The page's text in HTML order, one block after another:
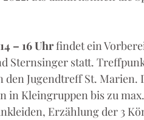
– 16 Uhr findet ein
Sternsinger statt.
den Jugendtreff St. Marien.
in Kleingruppen bis zu
Erzählung der 3